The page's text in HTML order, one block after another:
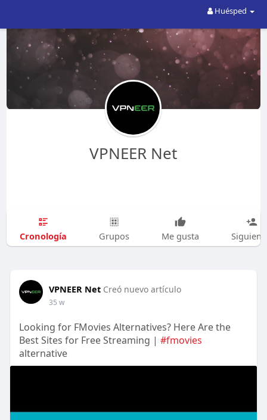
Huésped
VPNEER Net
Cronología Grupos Me gusta
VPNEER Net Creó nuevo artículo
35 w
Looking for FMovies Alternatives? Here Are the
Best Sites for Free Streaming | #fmovies
alternative